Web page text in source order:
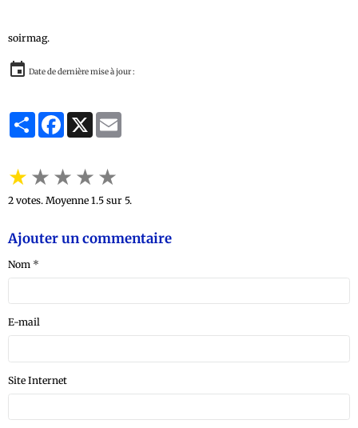
soirmag.
Date de dernière mise à jour :
PartagerFacebook
X
★★★★★
2 votes. Moyenne 1.5 sur 5.
Ajouter un commentaire
Nom
E-mail
Site Internet